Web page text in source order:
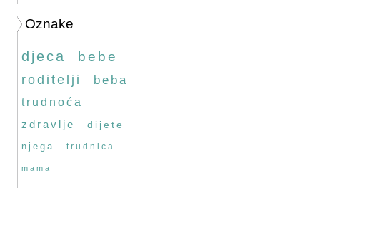
Oznake
djeca bebe
roditelji beba
trudnoća
zdravlje
dijete
njega trudnica
mama